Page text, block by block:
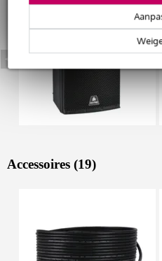
Accessoires (19)